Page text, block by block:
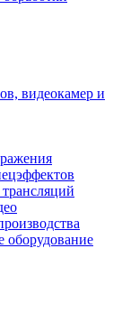
видеокамер и
оборудование